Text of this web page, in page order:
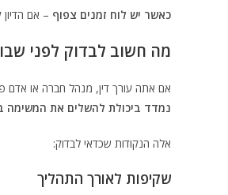
כאשר יש לוח זמנים צפוף – אם
מה חשוב לבדוק לפני
אם אתה עורך דין, מנהל חברה או
נמדד ביכולת להשלים את המשימה
אלה הנקודות שכדאי לבדוק:
שקיפות לאורך התהליך